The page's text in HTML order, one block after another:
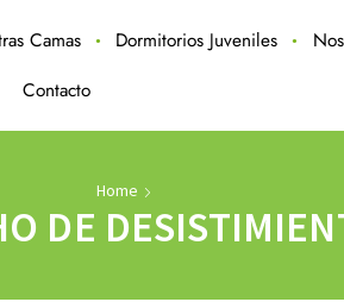
Camas Dormitorios Juveniles
Contacto
Home
DE